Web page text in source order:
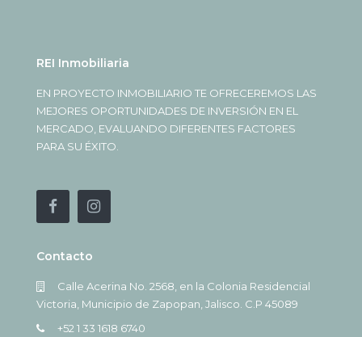
REI Inmobiliaria
EN PROYECTO INMOBILIARIO TE OFRECEREMOS LAS
MEJORES OPORTUNIDADES DE INVERSIÓN EN EL
MERCADO, EVALUANDO DIFERENTES FACTORES
PARA SU ÉXITO.
Contacto
Calle Acerina No. 2568, en la Colonia Residencial
Victoria, Municipio de Zapopan, Jalisco. C.P 45089
+52 1 33 1618 6740